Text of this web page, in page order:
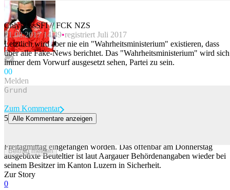
ChlyklassSFI // FCK NZS
21.08.2017 14:49 registriert Juli 2017
Letztlich wird aber nie ein "Wahrheitsministerium" existieren, dass
über alle Fake-News berichtet. Das "Wahrheitsministerium" wird sich
immer dem Vorwurf ausgesetzt sehen, Partei zu sein.
00
Melden
Beitrag melden
Zum Kommentar
5 Alle Kommentare anzeigen
Freitagmittag eingefangen worden. Das offenbar am Donnerstag
ausgebüxte Beuteltier ist laut Aargauer Behördenangaben wieder bei
seinem Besitzer im Kanton Luzern in Sicherheit.
Zur Story
0